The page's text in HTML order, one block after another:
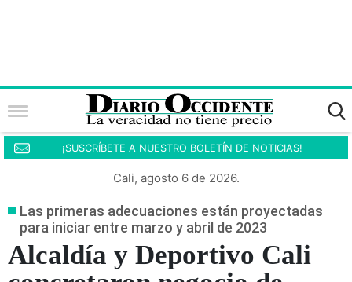
¡SUSCRÍBETE A NUESTRO BOLETÍN DE NOTICIAS!
Cali, agosto 6 de 2026.
Las primeras adecuaciones están proyectadas
para iniciar entre marzo y abril de 2023
Alcaldía y Deportivo Cali